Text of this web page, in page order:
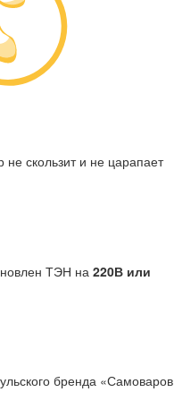
не скользит и не царапает
ТЭН на 220В или
бренда «Самоваров